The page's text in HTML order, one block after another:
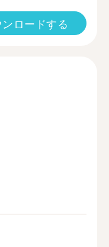
ロードする